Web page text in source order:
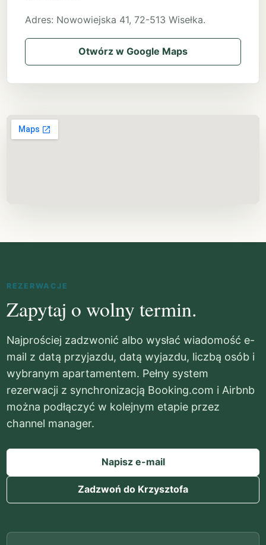
Adres: Nowowiejska 41, 72-513 Wisełka.
Otwórz w Google Maps
REZERWACJE
Zapytaj o wolny termin.
Najprościej zadzwonić albo wysłać wiadomość e-
mail z datą przyjazdu, datą wyjazdu, liczbą osób i
wybranym apartamentem. Pełny system
rezerwacji z synchronizacją Booking.com i Airbnb
można podłączyć w kolejnym etapie przez
channel manager.
Napisz e-mail
Zadzwoń do Krzysztofa